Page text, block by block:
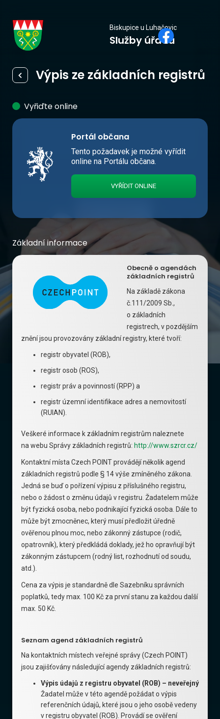
Biskupice u Luhačovic
Služby úřadu
Výpis ze základních registrů
Vyřiďte online
Portál občana
Tento požadavek je možné vyřídit
online na Portálu občana.
VYŘÍDIT ONLINE
Základní informace
Obecně o agendách
základních registrů
Na základě zákona
č.111/2009 Sb.,
o základních
registrech, v pozdějším
znění jsou provozovány základní registry, které tvoří:
registr obyvatel (ROB),
registr osob (ROS),
registr práv a povinností (RPP) a
registr územní identifikace adres a nemovitostí
(RUIAN).
Veškeré informace k základním registrům naleznete
na webu Správy základních registrů: http://www.szrcr.cz/
Kontaktní místa Czech POINT provádějí několik agend
základních registrů podle § 14 výše zmíněného zákona.
Jedná se buď o pořízení výpisu z příslušného registru,
nebo o žádost o změnu údajů v registru. Žadatelem může
být fyzická osoba, nebo podnikající fyzická osoba. Dále to
může být zmocněnec, který musí předložit úředně
ověřenou plnou moc, nebo zákonný zástupce (rodič,
opatrovník), který předkládá doklady, jež ho opravňují být
zákonným zástupcem (rodný list, rozhodnutí od soudu,
atd.).
Cena za výpis je standardně dle Sazebníku správních
poplatků, tedy max. 100 Kč za první stanu za každou další
max. 50 Kč.
Seznam agend základních registrů
Na kontaktních místech veřejné správy (Czech POINT)
jsou zajišťovány následující agendy základních registrů:
Výpis údajů z registru obyvatel (ROB) – neveřejný
Žadatel může v této agendě požádat o výpis
referenčních údajů, které jsou o jeho osobě vedeny
v registru obyvatel (ROB). Provádí se ověření